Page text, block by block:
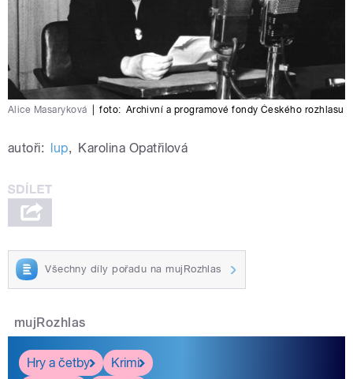
Alice Masaryková foto: Archivní a programové fondy Českého rozhlasu
autoři: lup, Karolina Opatřilová
Všechny díly pořadu na mujRozhlas
mujRozhlas
Hry a četby
Krimi